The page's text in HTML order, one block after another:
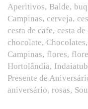
Aperitivos Balde
Campinas cerveja
cesta de cafe cesta
chocolate Chocolates
Campinas flores
Hortolândia
Presente de
aniversário rosas